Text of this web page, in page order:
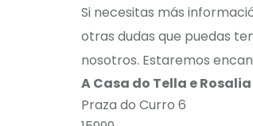
Si necesitas más
otras dudas que puedas
nosotros. Estaremos
A Casa do Tella e Rosalia
Praza do Curro 6